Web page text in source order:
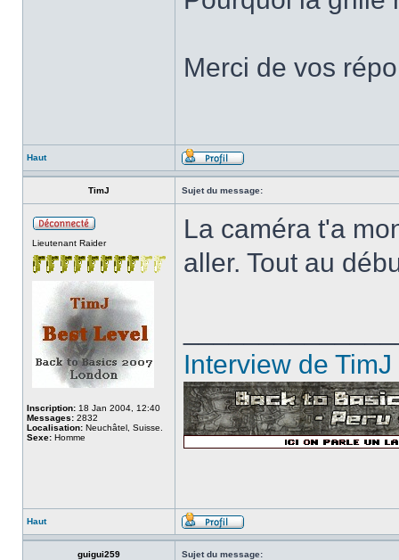
Merci de vos
Haut
TimJ Sujet du message:
Lieutenant Raider
Inscription: 18 Jan 2004, 12:40
Messages: 2832
Localisation: Neuchâtel, Suisse.
Sexe: Homme
La caméra t'a
aller. Tout au
Interview de
Haut
guigui259 Sujet du message: